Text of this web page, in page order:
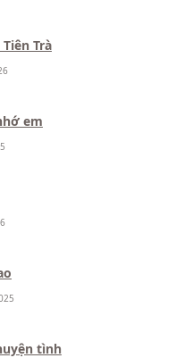
Trà
em
tình